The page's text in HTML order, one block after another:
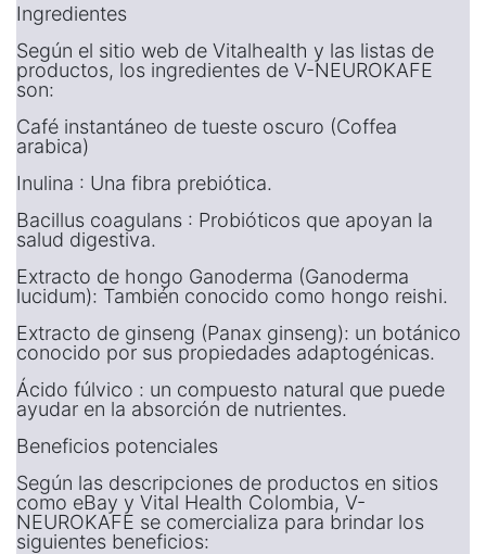
Ingredientes
Según el sitio web de Vitalhealth y las listas de
productos, los ingredientes de V-NEUROKAFE
son:
Café instantáneo de tueste oscuro (Coffea
arabica)
Inulina : Una fibra prebiótica.
Bacillus coagulans : Probióticos que apoyan la
salud digestiva.
Extracto de hongo Ganoderma (Ganoderma
lucidum): También conocido como hongo reishi.
Extracto de ginseng (Panax ginseng): un botánico
conocido por sus propiedades adaptogénicas.
Ácido fúlvico : un compuesto natural que puede
ayudar en la absorción de nutrientes.
Beneficios potenciales
Según las descripciones de productos en sitios
como eBay y Vital Health Colombia, V-
NEUROKAFE se comercializa para brindar los
siguientes beneficios: